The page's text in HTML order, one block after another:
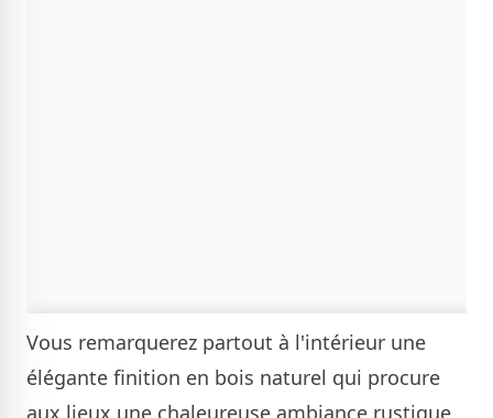
Vous remarquerez partout à l'intérieur une
élégante finition en bois naturel qui procure
aux lieux une chaleureuse ambiance rustique.